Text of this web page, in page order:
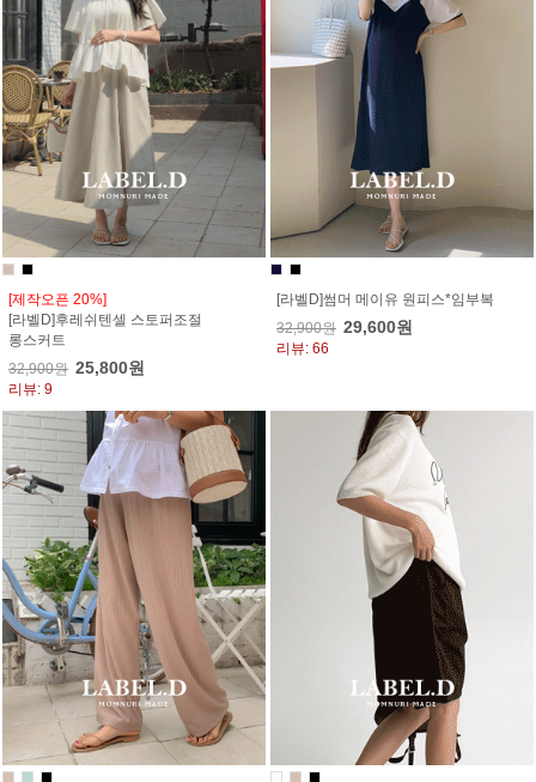
[제작오픈 20%]
[라벨D]후레쉬텐셀 스토퍼조절
롱스커트
32,900원 25,800원
리뷰: 9
[라벨D]썸머 메이유 원피스*임부복
32,900원 29,600원
리뷰: 66